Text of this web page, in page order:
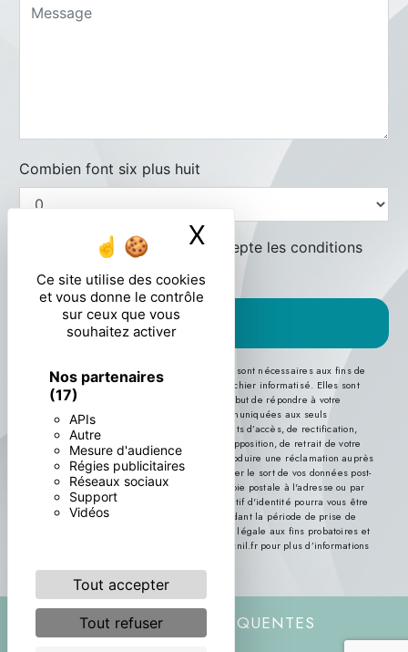
Ce site utilise des cookies
et vous donne le contrôle
sur ceux que vous
souhaitez activer
Nos partenaires
(17)
APIs
Autre
Mesure d'audience
Régies publicitaires
Réseaux sociaux
Support
Vidéos
Tout accepter
Tout refuser
X Masquer le
Combien font six plus huit
En cochant cette case, j'accepte les conditions
ENVOYER
** Les données personnelles communiquées sont nécessaires aux fins de
vous contacter et sont enregistrées dans un fichier informatisé. Elles sont
destinées à et ses sous-traitants dans le seul but de répondre à votre
message. Les données collectées seront communiquées aux seuls
destinataires suivants: . Vous disposez de droits d’accès, de rectification,
d’effacement, de portabilité, de limitation, d’opposition, de retrait de votre
consentement à tout moment et du droit d’introduire une réclamation auprès
d’une autorité de contrôle, ainsi que d’organiser le sort de vos données post-
mortem. Vous pouvez exercer ces droits par voie postale à l'adresse ou par
courrier électronique à l'adresse . Un justificatif d'identité pourra vous être
demandé. Nous conservons vos données pendant la période de prise de
contact puis pendant la durée de prescription légale aux fins probatoires et
de gestion des contentieux. Consultez le site cnil.fr pour plus d’informations
RECHERCHES FRÉQUENTES